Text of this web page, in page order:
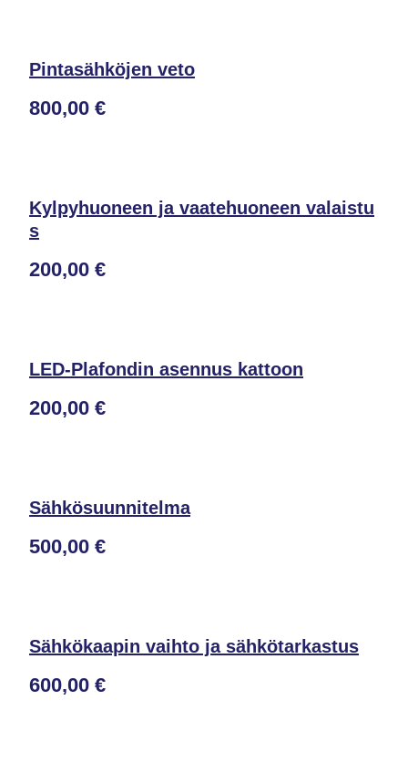
Pintasähköjen veto
800,00 €
Kylpyhuoneen ja vaatehuoneen valaistu
s
200,00 €
LED-Plafondin asennus kattoon
200,00 €
Sähkösuunnitelma
500,00 €
Sähkökaapin vaihto ja sähkötarkastus
600,00 €